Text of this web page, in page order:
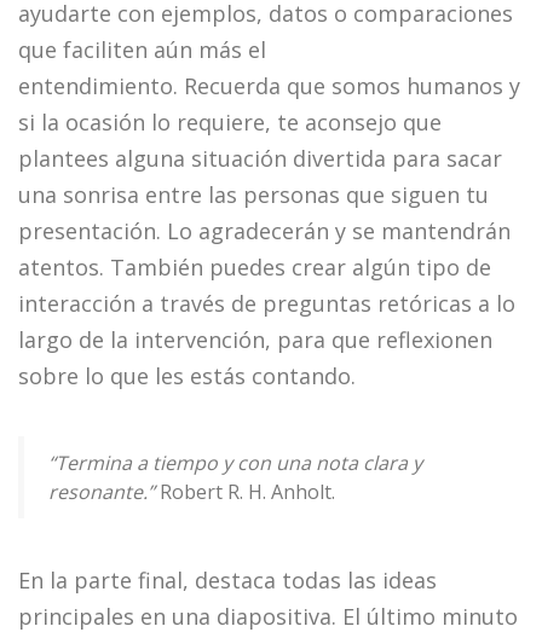
ayudarte con ejemplos, datos o comparaciones
que faciliten aún más el
entendimiento. Recuerda que somos humanos y
si la ocasión lo requiere, te aconsejo que
plantees alguna situación divertida para sacar
una sonrisa entre las personas que siguen tu
presentación. Lo agradecerán y se mantendrán
atentos. También puedes crear algún tipo de
interacción a través de preguntas retóricas a lo
largo de la intervención, para que reflexionen
sobre lo que les estás contando.
“Termina a tiempo y con una nota clara y
resonante.”Robert R. H. Anholt.
En la parte final, destaca todas las ideas
principales en una diapositiva. El último minuto